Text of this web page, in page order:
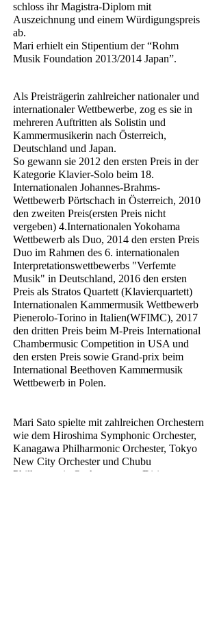
schloss ihr Magistra-Diplom mit
Auszeichnung und einem Würdigungspreis
ab.
Mari erhielt ein Stipentium der “Rohm
Musik Foundation 2013/2014 Japan”.
Als Preisträgerin zahlreicher nationaler und
internationaler Wettbewerbe, zog es sie in
mehreren Auftritten als Solistin und
Kammermusikerin nach Österreich,
Deutschland und Japan.
So gewann sie 2012 den ersten Preis in der
Kategorie Klavier-Solo beim 18.
Internationalen Johannes-Brahms-
Wettbewerb Pörtschach in Österreich, 2010
den zweiten Preis(ersten Preis nicht
vergeben) 4.Internationalen Yokohama
Wettbewerb als Duo, 2014 den ersten Preis
Duo im Rahmen des 6. internationalen
Interpretationswettbewerbs "Verfemte
Musik" in Deutschland, 2016 den ersten
Preis als Stratos Quartett (Klavierquartett)
Internationalen Kammermusik Wettbewerb
Pienerolo-Torino in Italien(WFIMC), 2017
den dritten Preis beim M-Preis International
Chambermusic Competition in USA und
den ersten Preis sowie Grand-prix beim
International Beethoven Kammermusik
Wettbewerb in Polen.
Mari Sato spielte mit zahlreichen Orchestern
wie dem Hiroshima Symphonic Orchester,
Kanagawa Philharmonic Orchester, Tokyo
New City Orchester und Chubu
Philharmonic Orchester unter Dirigenten